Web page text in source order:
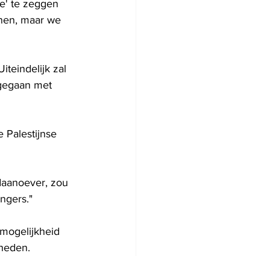
te zeggen
maar we
zal
met
Palestijnse
zou